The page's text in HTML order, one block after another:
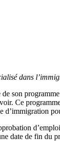
dans
son
Ce
date de fin du